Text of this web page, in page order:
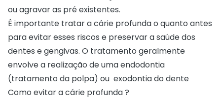
ou agravar as pré existentes.
É importante tratar a cárie profunda o quanto antes
para evitar esses riscos e preservar a saúde dos
dentes e gengivas. O tratamento geralmente
envolve a realização de uma endodontia
(tratamento da polpa) ou exodontiado dente
Como evitar a cárie profunda ?